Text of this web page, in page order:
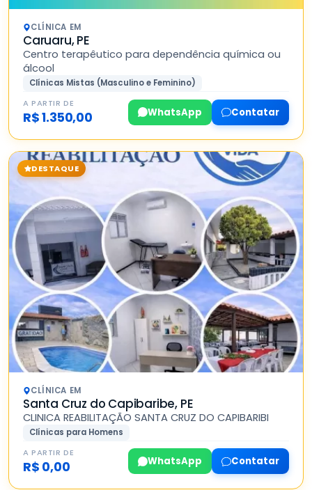
CLÍNICA EM
Caruaru, PE
Centro terapêutico para dependência química ou
álcool
Clínicas Mistas (Masculino e Feminino)
A PARTIR DE
R$ 1.350,00 WhatsApp Contatar
DESTAQUE
CLÍNICA EM
Santa Cruz do Capibaribe, PE
CLINICA REABILITAÇÃO SANTA CRUZ DO CAPIBARIBI
Clínicas para Homens
A PARTIR DE
R$ 0,00 WhatsApp Contatar